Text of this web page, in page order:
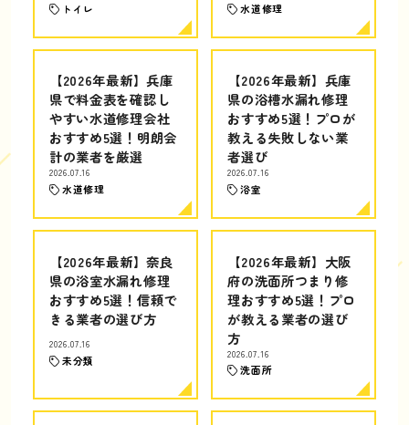
トイレ 水道修理
【2026年最新】兵庫
県で料金表を確認し
やすい水道修理会社
おすすめ5選！明朗会
計の業者を厳選
2026.07.16
水道修理
【2026年最新】兵庫
県の浴槽水漏れ修理
おすすめ5選！プロが
教える失敗しない業
者選び
2026.07.16
浴室
【2026年最新】奈良
県の浴室水漏れ修理
おすすめ5選！信頼で
きる業者の選び方
2026.07.16
未分類
【2026年最新】大阪
府の洗面所つまり修
理おすすめ5選！プロ
が教える業者の選び
方
2026.07.16
洗面所